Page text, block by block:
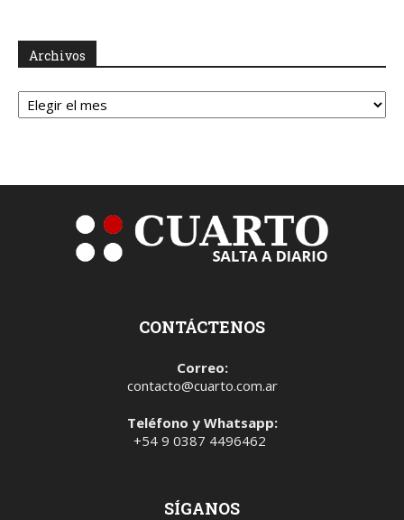
Archivos
Archivos
CONTÁCTENOS
Correo:
contacto@cuarto.com.ar
Teléfono y Whatsapp:
+54 9 0387 4496462
SÍGANOS